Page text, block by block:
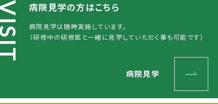
病院見学の方はこちら
病院見学は随時実施しています。
（研修中の研修医と一緒に見学していただく事も可能です）
病院見学